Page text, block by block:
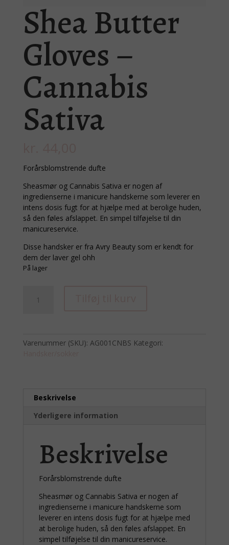
Shea Butter
Gloves –
Cannabis
Sativa
Forårsblomstrende dufte
Sheasmør og Cannabis Sativa er nogen af
ingredienserne i manicure handskerne som leverer en
intens dosis fugt for at hjælpe med at berolige huden,
så den føles afslappet. En simpel tilføjelse til din
manicureservice.
Disse handsker er fra Avry Beauty som er kendt for
dem der laver gel ohh
På lager
Butter
Sativa
Varenummer (SKU): AG001CNBS Kategori:
Beskrivelse
Yderligere information
Beskrivelse
Forårsblomstrende dufte
Sheasmør og Cannabis Sativa er nogen af
ingredienserne i manicure handskerne som
leverer en intens dosis fugt for at hjælpe med
at berolige huden, så den føles afslappet. En
simpel tilføjelse til din manicureservice.